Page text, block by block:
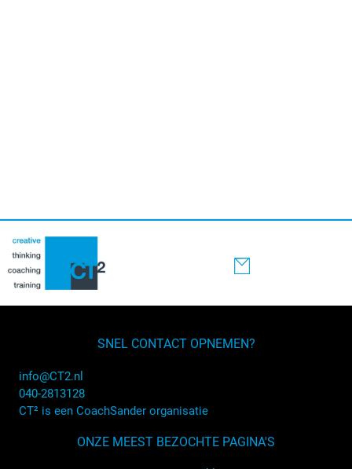
SNEL CONTACT OPNEMEN?
info@CT2.nl
040-2813128
CT² is een CoachSander organisatie
ONZE MEEST BEZOCHTE PAGINA'S